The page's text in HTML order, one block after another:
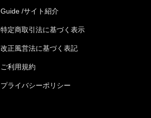
Guide /サイト紹介
特定商取引法に基づく表示
改正風営法に基づく表記
ご利用規約
プライバシーポリシー